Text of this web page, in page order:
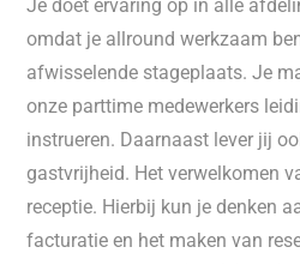
Je doet ervaring op in alle
omdat je allround werkzaam
afwisselende stageplaats. Je
onze parttime medewerkers
instrueren. Daarnaast lever jij
gastvrijheid. Het verwelkomen
receptie. Hierbij kun je denken
facturatie en het maken van